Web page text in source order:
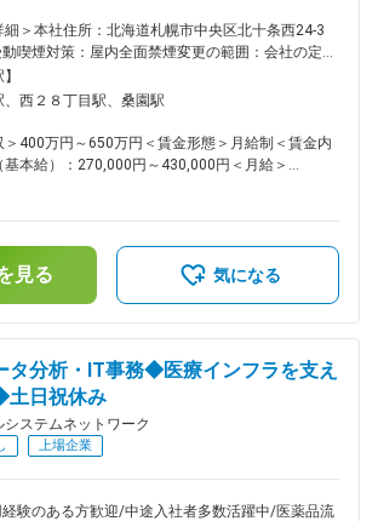
から25年以上、医療の安定供給と地域密着型サー
し続け、現在はスタンダード市場に上場。売上高・
安定成長を続けています。 変更の範囲：会社
・コンサルティング型営業」へ昇華できるポジショ
売りではなく、薬局・医療機関の経営課題に真正
合い、地域医療を支える実感を得られる仕事 ■業務
を取り扱う薬局や医療機関に対し、当社の薬局経
経営には、診療・調剤以外にも「医薬品価格交渉」
」「在庫管理」「不動品処理」など多くの負担が
拓もありますが、これまでの繋がりを活かした医
や紹介会社からの紹介も多くなっています。新規サ
内するため、対面での営業が多くなっています。
望でのオンライン商談も有り） 経営状況をヒアリ
がそのまま強みとして活かせます。商材ありきでは
うすればより良い薬局経営になるか」を一緒に考え
ィング要素の高い仕事です。 ■組織構成 現在
メンバーにて構成されています。社員の多くが中
うこともあり、中途入社の方でもすぐに馴染むこと
風があります。家庭や育児に対する理解もあります
場合もございます。 ※例：名古屋拠点→東海・北陸
細＞本社住所：北海道札幌市中央区北十条西24-3
喫煙対策：屋内全面禁煙変更の範囲：会社の定め
、西２８丁目駅、桑園駅
＞400万円～650万円＜賃金形態＞月給制＜賃金内
基本給）：270,000円～430,000円＜月給＞
安の金額であり、選考を通じて上下する可能性があ
給(月額)は固定手当を含めた表記です。
見る 気になる
タ分析・IT事務◆医療インフラを支え
日祝休み
ステムネットワーク
上場企業
験のある方歓迎/中途入社者多数活躍中/医薬品流